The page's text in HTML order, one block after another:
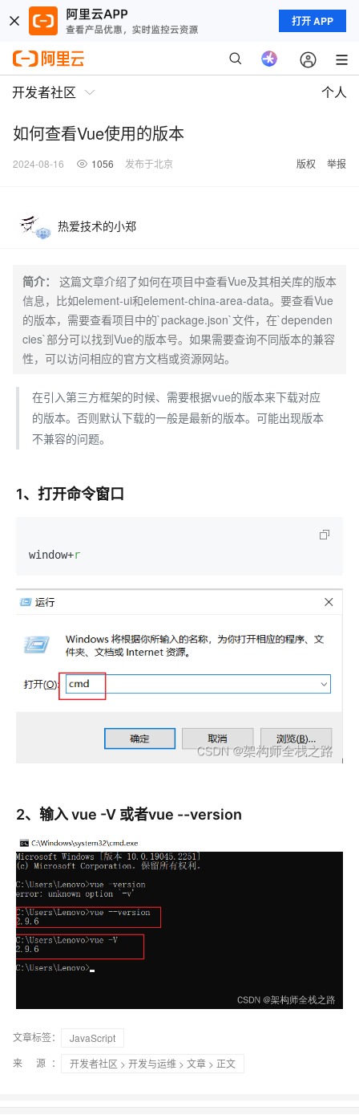
打开 APP
开发者社区 个人
如何查看Vue使用的版本
2024-08-16 1056 发布于北京 版权 举报
热爱技术的小郑
简介：
这篇文章介绍了如何在项目中查看Vue及其相关库的版本
信息，比如element-ui和element-china-area-data。要查看Vue
的版本，需要查看项目中的`package.json`文件，在`dependen
cies`部分可以找到Vue的版本号。如果需要查询不同版本的兼容
性，可以访问相应的官方文档或资源网站。
在引入第三方框架的时候、需要根据vue的版本来下载对应
的版本。否则默认下载的一般是最新的版本。可能出现版本
不兼容的问题。
1、打开命令窗口
window+r
2、输入 vue -V 或者vue --version
文章标签：
JavaScript
来 源：
开发者社区 > 开发与运维 > 文章 > 正文